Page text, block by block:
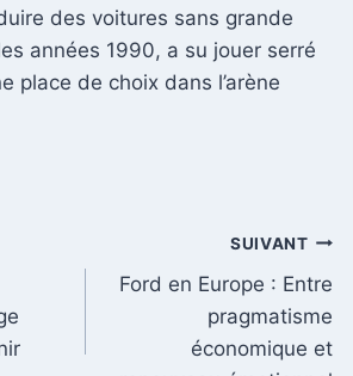
des voitures sans grande
années 1990, a su jouer serré
place de choix dans l’arène
SUIVANT
Ford en Europe : Entre
pragmatisme
économique et